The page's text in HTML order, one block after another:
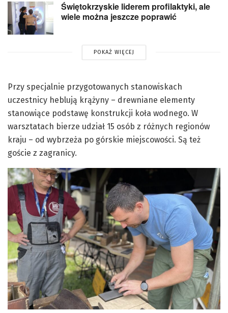
Świętokrzyskie liderem profilaktyki, ale
wiele można jeszcze poprawić
POKAŻ WIĘCEJ
Przy specjalnie przygotowanych stanowiskach
uczestnicy heblują krążyny – drewniane elementy
stanowiące podstawę konstrukcji koła wodnego. W
warsztatach bierze udział 15 osób z różnych regionów
kraju – od wybrzeża po górskie miejscowości. Są też
goście z zagranicy.